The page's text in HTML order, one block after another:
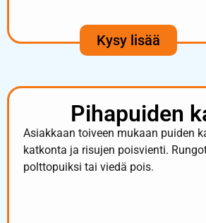
Kysy lisää
Pihapuiden
Asiakkaan toiveen mukaan puiden
katkonta ja risujen poisvienti.
polttopuiksi tai viedä pois.